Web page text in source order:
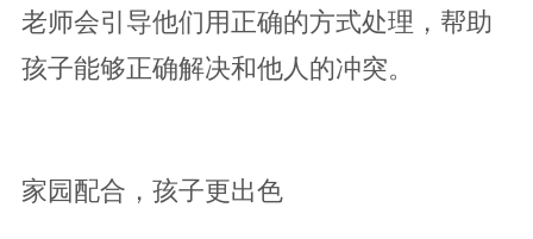
老师会引导他们用正确的方式处理，帮助
孩子能够正确解决和他人的冲突。
家园配合，孩子更出色